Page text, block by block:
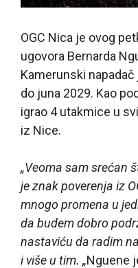
OGC Nica je ovog
ugovora Bernarda
Kamerunski
do juna 2029. Kao
igrao 4 utakmice u
iz Nice.
„Veoma sam srećan
je znak poverenja iz
mnogo promena u
da budem dobro
nastaviću da radim
i više u tim. „Nguene